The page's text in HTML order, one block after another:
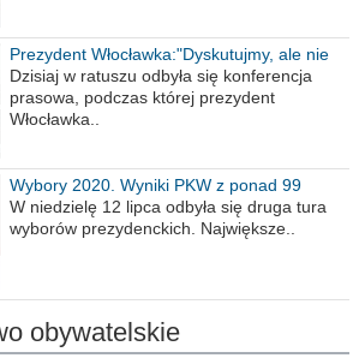
Prezydent Włocławka:"Dyskutujmy, ale nie
obrażajmy się”
Dzisiaj w ratuszu odbyła się konferencja
prasowa, podczas której prezydent
Włocławka..
Wybory 2020. Wyniki PKW z ponad 99
procent obwodów
W niedzielę 12 lipca odbyła się druga tura
wyborów prezydenckich. Największe..
obywatelskie